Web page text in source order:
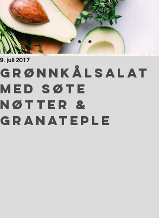
Grønnkålsalat
med søte
nøtter &
granateple
9. juli 2017